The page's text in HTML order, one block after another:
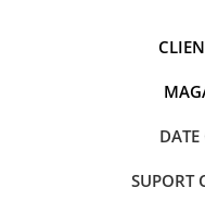
Protectii si pasaje roti
Borne si Conectori
Cabluri Auto Spiralate
SUPORT